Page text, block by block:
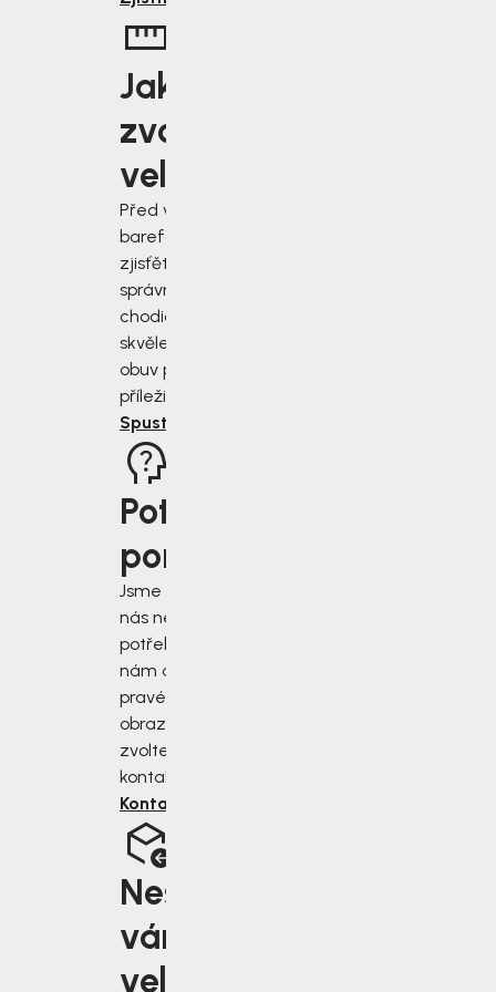
Jakou
zvolit
velikost?
Před výběrem
barefoot bot
zjisťěte jak
správně změřit
chodidla a vybrat
skvěle padnoucí
obuv pro každou
příležitost.
Spustit rádce
Potřebujete
poradit?
Jsme tu pro vás, když
nás nejvíce
potřebujete. Napište
nám do chatu v
pravém dolním rohu
obrazovky, nebo
zvolte jiný druh
kontaktu.
Kontaktujte nás
Nesedí
vám
velikost?